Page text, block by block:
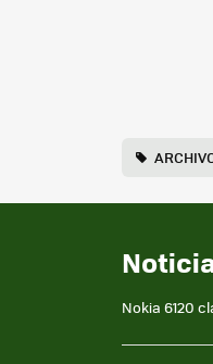
Nokia 6120